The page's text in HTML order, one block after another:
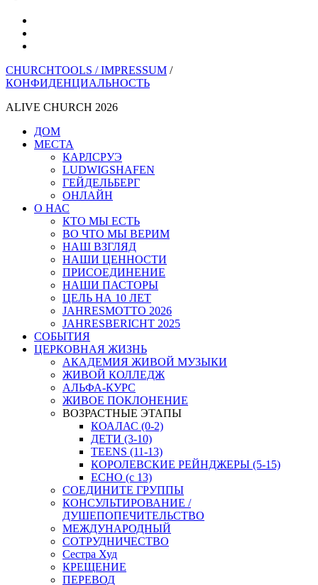
CHURCHTOOLS /IMPRESSUM /
КОНФИДЕНЦИАЛЬНОСТЬ
ALIVE CHURCH 2026
Закрыть
меню
ДОМ
МЕСТА
КАРЛСРУЭ
LUDWIGSHAFEN
ГЕЙДЕЛЬБЕРГ
ОНЛАЙН
О НАС
КТО МЫ ЕСТЬ
ВО ЧТО МЫ ВЕРИМ
НАШ ВЗГЛЯД
НАШИ ЦЕННОСТИ
ПРИСОЕДИНЕНИЕ
НАШИ ПАСТОРЫ
ЦЕЛЬ НА 10 ЛЕТ
JAHRESMOTTO 2026
JAHRESBERICHT 2025
СОБЫТИЯ
ЦЕРКОВНАЯ ЖИЗНЬ
АКАДЕМИЯ ЖИВОЙ МУЗЫКИ
ЖИВОЙ КОЛЛЕДЖ
АЛЬФА-КУРС
ЖИВОЕ ПОКЛОНЕНИЕ
ВОЗРАСТНЫЕ ЭТАПЫ
КОАЛАС (0-2)
ДЕТИ (3-10)
TEENS (11-13)
КОРОЛЕВСКИЕ РЕЙНДЖЕРЫ (5-15)
ECHO (с 13)
СОЕДИНИТЕ ГРУППЫ
КОНСУЛЬТИРОВАНИЕ /
ДУШЕПОПЕЧИТЕЛЬСТВО
МЕЖДУНАРОДНЫЙ
СОТРУДНИЧЕСТВО
Сестра Худ
КРЕЩЕНИЕ
ПЕРЕВОД